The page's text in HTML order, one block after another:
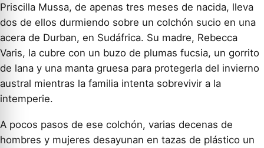
Priscilla Mussa, de apenas tres meses de nacida, lleva
dos de ellos durmiendo sobre un colchón sucio en una
acera de Durban, en Sudáfrica. Su madre, Rebecca
Varis, la cubre con un buzo de plumas fucsia, un gorrito
de lana y una manta gruesa para protegerla del invierno
austral mientras la familia intenta sobrevivir a la
intemperie.
A pocos pasos de ese colchón, varias decenas de
hombres y mujeres desayunan en tazas de plástico un